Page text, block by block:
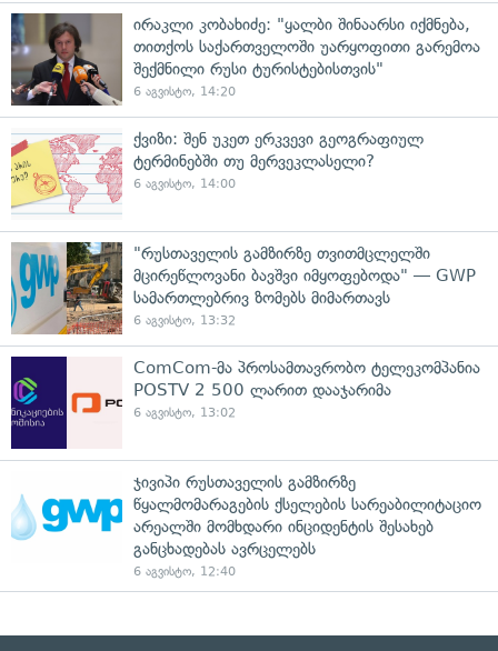
ირაკლი კობახიძე: "ყალბი შინაარსი იქმნება,
თითქოს საქართველოში უარყოფითი გარემოა
შექმნილი რუსი ტურისტებისთვის"
6 აგვისტო, 14:20
ქვიზი: შენ უკეთ ერკვევი გეოგრაფიულ
ტერმინებში თუ მერვეკლასელი?
6 აგვისტო, 14:00
"რუსთაველის გამზირზე თვითმცლელში
მცირეწლოვანი ბავშვი იმყოფებოდა" — GWP
სამართლებრივ ზომებს მიმართავს
6 აგვისტო, 13:32
ComCom-მა პროსამთავრობო ტელეკომპანია
POSTV 2 500 ლარით დააჯარიმა
6 აგვისტო, 13:02
ჯივიპი რუსთაველის გამზირზე
წყალმომარაგების ქსელების სარეაბილიტაციო
არეალში მომხდარი ინციდენტის შესახებ
განცხადებას ავრცელებს
6 აგვისტო, 12:40